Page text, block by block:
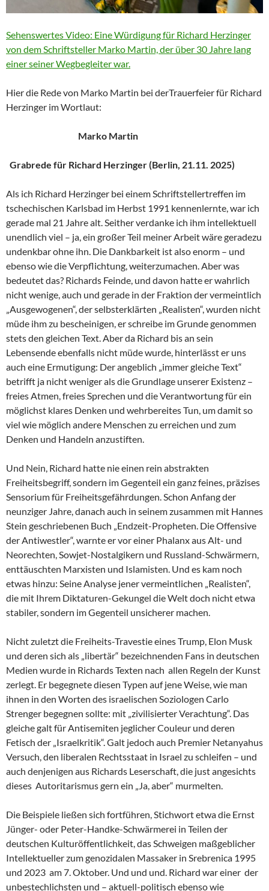
Sehenswertes Video: Eine Würdigung für Richard Herzinger
von dem Schriftsteller Marko Martin, der über 30 Jahre lang
einer seiner Wegbegleiter war.
Hier die Rede von Marko Martin bei derTrauerfeier für Richard
Herzinger im Wortlaut:
Marko Martin
Grabrede für Richard Herzinger (Berlin, 21.11. 2025)
Als ich Richard Herzinger bei einem Schriftstellertreffen im
tschechischen Karlsbad im Herbst 1991 kennenlernte, war ich
gerade mal 21 Jahre alt. Seither verdanke ich ihm intellektuell
unendlich viel – ja, ein großer Teil meiner Arbeit wäre geradezu
undenkbar ohne ihn. Die Dankbarkeit ist also enorm – und
ebenso wie die Verpflichtung, weiterzumachen. Aber was
bedeutet das? Richards Feinde, und davon hatte er wahrlich
nicht wenige, auch und gerade in der Fraktion der vermeintlich
„Ausgewogenen“, der selbsterklärten „Realisten“, wurden nicht
müde ihm zu bescheinigen, er schreibe im Grunde genommen
stets den gleichen Text. Aber da Richard bis an sein
Lebensende ebenfalls nicht müde wurde, hinterlässt er uns
auch eine Ermutigung: Der angeblich „immer gleiche Text“
betrifft ja nicht weniger als die Grundlage unserer Existenz –
freies Atmen, freies Sprechen und die Verantwortung für ein
möglichst klares Denken und wehrbereites Tun, um damit so
viel wie möglich andere Menschen zu erreichen und zum
Denken und Handeln anzustiften.
Und Nein, Richard hatte nie einen rein abstrakten
Freiheitsbegriff, sondern im Gegenteil ein ganz feines, präzises
Sensorium für Freiheitsgefährdungen. Schon Anfang der
neunziger Jahre, danach auch in seinem zusammen mit Hannes
Stein geschriebenen Buch „Endzeit-Propheten. Die Offensive
der Antiwestler“, warnte er vor einer Phalanx aus Alt- und
Neorechten, Sowjet-Nostalgikern und Russland-Schwärmern,
enttäuschten Marxisten und Islamisten. Und es kam noch
etwas hinzu: Seine Analyse jener vermeintlichen „Realisten“,
die mit Ihrem Diktaturen-Gekungel die Welt doch nicht etwa
stabiler, sondern im Gegenteil unsicherer machen.
Nicht zuletzt die Freiheits-Travestie eines Trump, Elon Musk
und deren sich als „libertär“ bezeichnenden Fans in deutschen
Medien wurde in Richards Texten nach allen Regeln der Kunst
zerlegt. Er begegnete diesen Typen auf jene Weise, wie man
ihnen in den Worten des israelischen Soziologen Carlo
Strenger begegnen sollte: mit „zivilisierter Verachtung“. Das
gleiche galt für Antisemiten jeglicher Couleur und deren
Fetisch der „Israelkritik“. Galt jedoch auch Premier Netanyahus
Versuch, den liberalen Rechtsstaat in Israel zu schleifen – und
auch denjenigen aus Richards Leserschaft, die just angesichts
dieses Autoritarismus gern ein „Ja, aber“ murmelten.
Die Beispiele ließen sich fortführen, Stichwort etwa die Ernst
Jünger- oder Peter-Handke-Schwärmerei in Teilen der
deutschen Kulturöffentlichkeit, das Schweigen maßgeblicher
Intellektueller zum genozidalen Massaker in Srebrenica 1995
und 2023 am 7. Oktober. Und und und. Richard war einer der
unbestechlichsten und – aktuell-politisch ebenso wie